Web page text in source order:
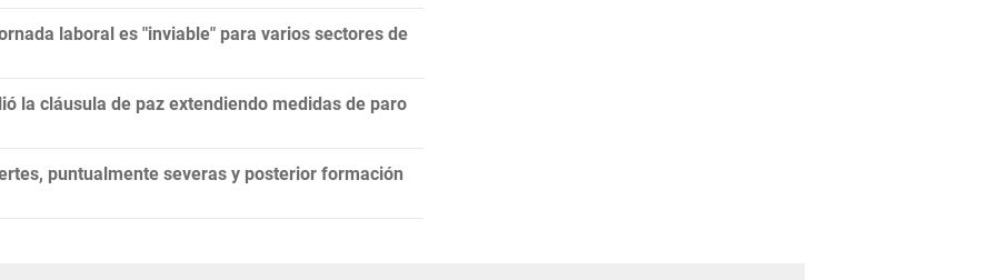
laboral es "inviable" para varios sectores de
la cláusula de paz extendiendo medidas de paro
puntualmente severas y posterior formación